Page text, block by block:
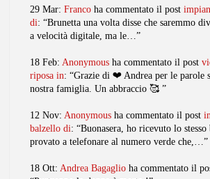
29 Mar: Franco ha commentato il post
di: “Brunetta una volta disse che saremmo
a velocità digitale, ma le…”
18 Feb: Anonymous ha commentato il post
riposa in: “Grazie di ❤️ Andrea per le parole
nostra famiglia. Un abbraccio 🥰 ”
12 Nov: Anonymous ha commentato il post
balzello di: “Buonasera, ho ricevuto lo
provato a telefonare al numero verde che,…”
18 Ott: Andrea Bagaglio ha commentato il